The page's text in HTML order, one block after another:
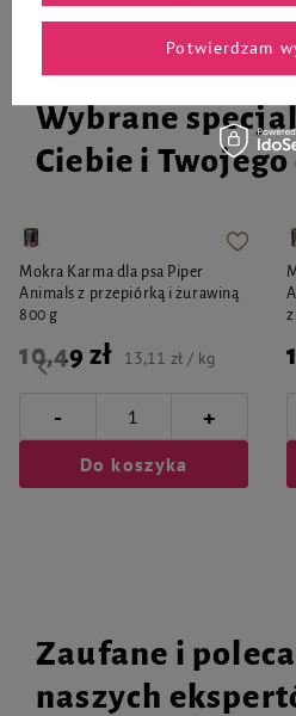
Wybrane
Ciebie i
Mokra Karma dla psa Piper
Animals z przepiórką i żurawiną
800 g
10,49 zł 13,11 zł / kg
- +
Do koszyka
Zaufane i
naszych
Potwierdzam